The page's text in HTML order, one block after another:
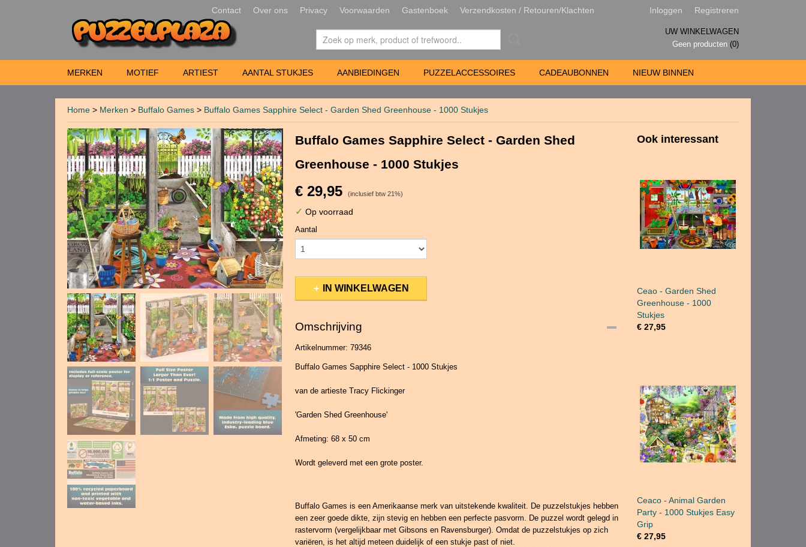
Contact Over ons Privacy Voorwaarden Gastenboek Verzendkosten / Retouren/Klachten Inloggen Registreren
UW WINKELWAGEN
Geen producten (0)
MERKEN MOTIEF ARTIEST AANTAL STUKJES AANBIEDINGEN PUZZELACCESSOIRES CADEAUBONNEN NIEUW BINNEN
Home > Merken > Buffalo Games > Buffalo Games Sapphire Select - Garden Shed Greenhouse - 1000 Stukjes
Buffalo Games Sapphire Select - Garden Shed
Greenhouse - 1000 Stukjes
€ 29,95 (inclusief btw 21%)
✓ Op voorraad
Aantal
IN WINKELWAGEN
Omschrijving
Artikelnummer: 79346
Buffalo Games Sapphire Select - 1000 Stukjes
van de artieste Tracy Flickinger
'Garden Shed Greenhouse'
Afmeting: 68 x 50 cm
Wordt geleverd met een grote poster.
Buffalo Games is een Amerikaanse merk van uitstekende kwaliteit. De puzzelstukjes hebben
een zeer goede dikte, zijn stevig en hebben een perfecte pasvorm. De puzzel wordt gelegd in
rastervorm (vergelijkbaar met Gibsons en Ravensburger). Omdat de puzzelstukjes op zich
variëren, is het altijd meteen duidelijk of een stukje past of niet.
Ook interessant
Ceao - Garden Shed
Greenhouse - 1000
Stukjes
€ 27,95
Ceaco - Animal Garden
Party - 1000 Stukjes Easy
Grip
€ 27,95